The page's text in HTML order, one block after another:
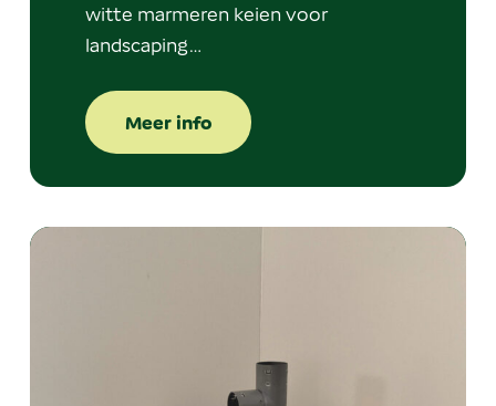
witte marmeren keien voor
landscaping…
Meer info